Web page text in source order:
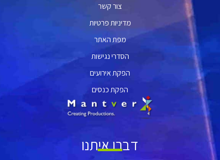
צור קשר
מדיניות פרטיות
מפת האתר
הסדרי נגישות
הפקת אירועים
הפקת כנסים
דברו איתנו